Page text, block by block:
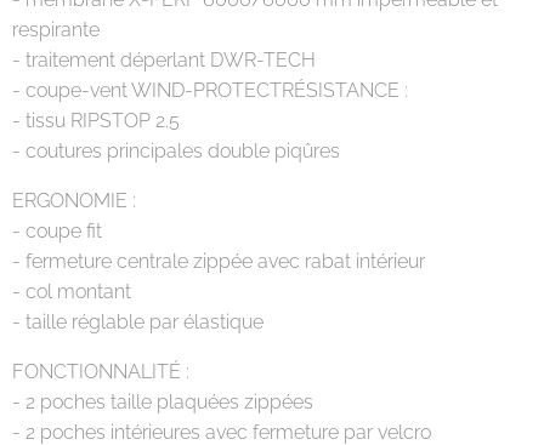
respirante
- traitement déperlant DWR-TECH
- coupe-vent WIND-PROTECTRÉSISTANCE :
- tissu RIPSTOP 2.5
- coutures principales double piqûres
ERGONOMIE :
- coupe fit
- fermeture centrale zippée avec rabat intérieur
- col montant
- taille réglable par élastique
FONCTIONNALITÉ :
- 2 poches taille plaquées zippées
- 2 poches intérieures avec fermeture par velcro